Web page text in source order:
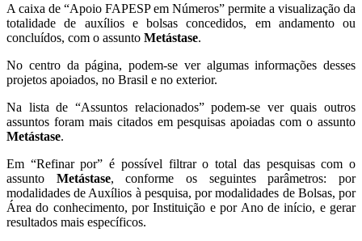
A caixa de “Apoio FAPESP em Números” permite a visualização da
totalidade de auxílios e bolsas concedidos, em andamento ou
concluídos, com o assunto Metástase.
No centro da página, podem-se ver algumas informações desses
projetos apoiados, no Brasil e no exterior.
Na lista de “Assuntos relacionados” podem-se ver quais outros
assuntos foram mais citados em pesquisas apoiadas com o assunto
Metástase.
Em “Refinar por” é possível filtrar o total das pesquisas com o
assunto Metástase, conforme os seguintes parâmetros: por
modalidades de Auxílios à pesquisa, por modalidades de Bolsas, por
Área do conhecimento, por Instituição e por Ano de início, e gerar
resultados mais específicos.